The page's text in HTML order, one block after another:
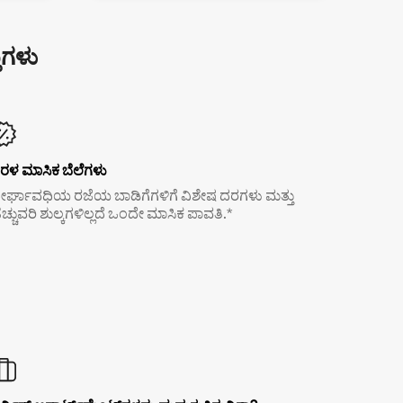
ಮಾಸಿಕ ಬೆಲೆಗಳು
ರಜೆಯ ಬಾಡಿಗೆಗಳಿಗೆ ವಿಶೇಷ ದರಗಳು ಮತ್ತು
ಶುಲ್ಕಗಳಿಲ್ಲದೆ ಒಂದೇ ಮಾಸಿಕ ಪಾವತಿ.*